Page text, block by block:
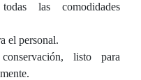
las comodidades
el personal.
listo para